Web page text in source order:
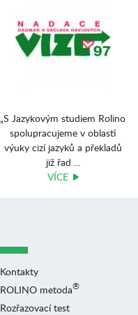
„S Jazykovým studiem Rolino
spolupracujeme v oblasti
výuky cizí jazyků a překladů
již řad ...
VÍCE
Kontakty
ROLINO metoda®
Rozřazovací test